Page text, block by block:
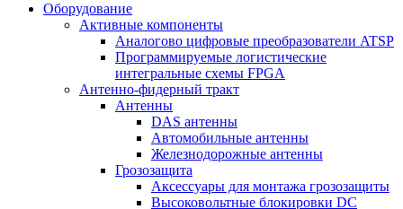
Оборудование
Активные компоненты
Аналогово цифровые преобразователи ATSP
Программируемые логистические
интегральные схемы FPGA
Антенно-фидерный тракт
Антенны
DAS антенны
Автомобильные антенны
Железнодорожные антенны
Грозозащита
Аксессуары для монтажа грозозащиты
Высоковольтные блокировки DC